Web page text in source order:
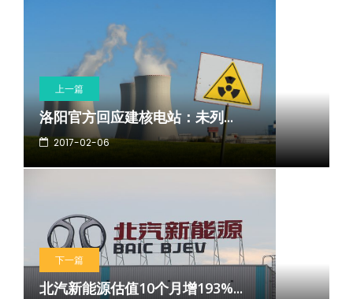
上一篇
洛阳官方回应建核电站：未列...
2017-02-06
下一篇
北汽新能源估值10个月增193%...